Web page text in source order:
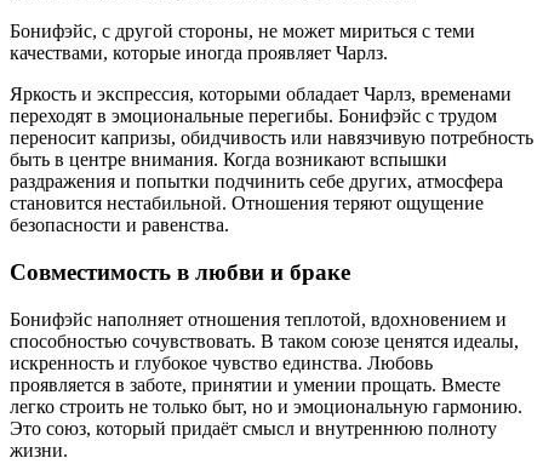
Бонифэйс, с другой стороны, не может мириться с теми
качествами, которые иногда проявляет Чарлз.
Яркость и экспрессия, которыми обладает Чарлз, временами
переходят в эмоциональные перегибы. Бонифэйс с трудом
переносит капризы, обидчивость или навязчивую потребность
быть в центре внимания. Когда возникают вспышки
раздражения и попытки подчинить себе других, атмосфера
становится нестабильной. Отношения теряют ощущение
безопасности и равенства.
Совместимость в любви и браке
Бонифэйс наполняет отношения теплотой, вдохновением и
способностью сочувствовать. В таком союзе ценятся идеалы,
искренность и глубокое чувство единства. Любовь
проявляется в заботе, принятии и умении прощать. Вместе
легко строить не только быт, но и эмоциональную гармонию.
Это союз, который придаёт смысл и внутреннюю полноту
жизни.